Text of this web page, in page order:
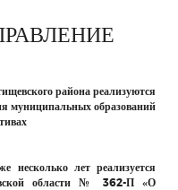
района реализуются
муниципальных образований
несколько лет реализуется
области № 362-П «О